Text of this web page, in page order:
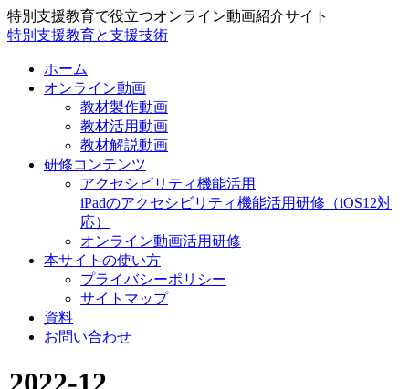
特別支援教育で役立つオンライン動画紹介サイト
特別支援教育と支援技術
ホーム
オンライン動画
教材製作動画
教材活用動画
教材解説動画
研修コンテンツ
アクセシビリティ機能活用
iPadのアクセシビリティ機能活用研修（iOS12対
応）
オンライン動画活用研修
本サイトの使い方
プライバシーポリシー
サイトマップ
資料
お問い合わせ